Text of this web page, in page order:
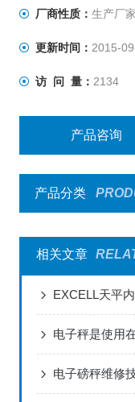
恼，让您称心如意。
厂商性质： 生产厂家
更新时间： 2015-
访 问 量： 2134
产品咨询
产品分类
相关文章
电子秤是使用
电子磅秤维修